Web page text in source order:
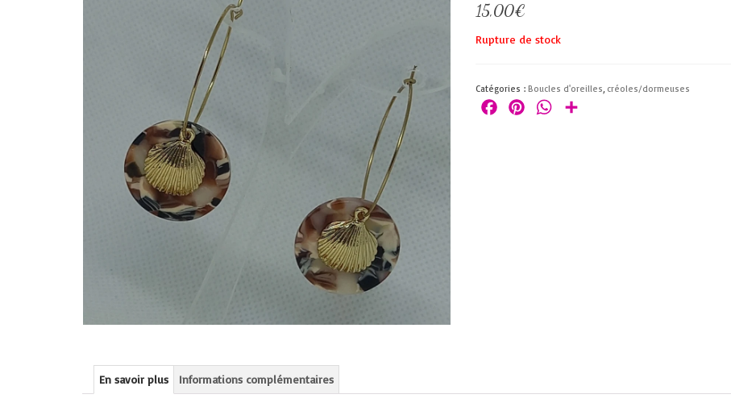
15,00€
Rupture de stock
Catégories : Boucles d'oreilles, créoles/dormeuses
FacebookPinterestWhatsApp
En savoir plus Informations complémentaires